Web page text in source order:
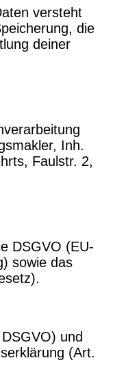
versteht
die
deiner
Inh.
Faulstr. 2,
DSGVO (EU-
sowie das
und
(Art.